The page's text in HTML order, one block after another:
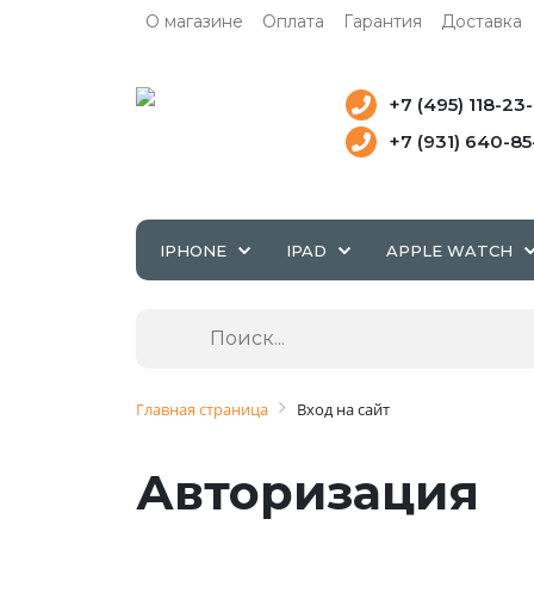
О магазине Оплата Гарантия Доставка
+7 (495) 118-
+7 (931) 640-
IPHONE IPAD APPLE WATCH
Главная страница Вход на сайт
Авторизация